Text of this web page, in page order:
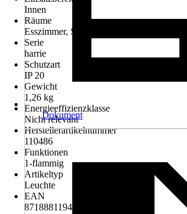
Innen
Räume
Esszimmer, Schlafzimmer, Wohnzimmer,
Serie
harrie
Schutzart
IP 20
Gewicht
1,26 kg
Energieeffizienzklasse
Nicht relevant
Herstellerartikelnummer
110486
Funktionen
1-flammig
Artikeltyp
Leuchte
EAN
8718881194351
Dokument